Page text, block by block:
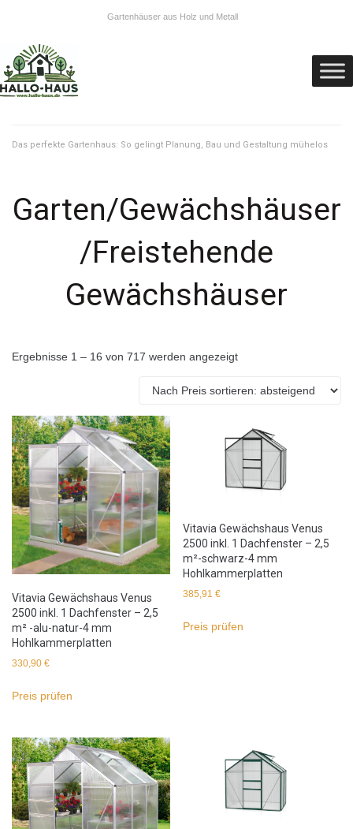
Gartenhäuser aus Holz und Metall
Das perfekte Gartenhaus: So gelingt Planung, Bau und Gestaltung mühelos
Garten/Gewächshäuser
/Freistehende
Gewächshäuser
Ergebnisse 1 – 16 von 717 werden angezeigt
Vitavia Gewächshaus Venus
2500 inkl. 1 Dachfenster – 2,5
m² -alu-natur-4 mm
Hohlkammerplatten
330,90 €
Preis prüfen
Vitavia Gewächshaus Venus
2500 inkl. 1 Dachfenster – 2,5
m²-schwarz-4 mm
Hohlkammerplatten
385,91€
Preis prüfen